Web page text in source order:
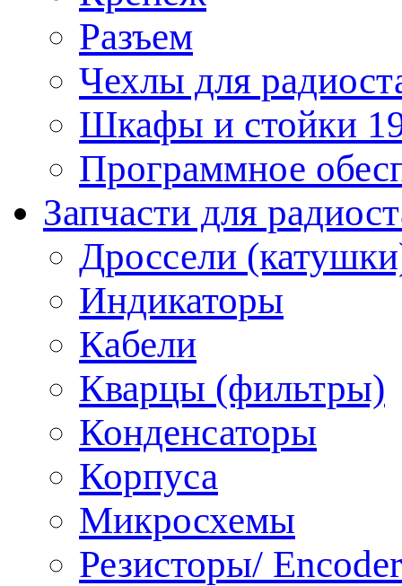
Разъем
Чехлы для
Шкафы и стойки
Программное
Запчасти для
Дроссели
Индикаторы
Кабели
Кварцы (фильтры)
Конденсаторы
Корпуса
Микросхемы
Резисторы/ Encoder